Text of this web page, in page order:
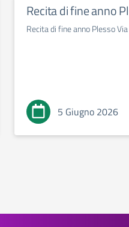
Recita di fine anno
Recita di fine anno Plesso
5 Giugno 2026